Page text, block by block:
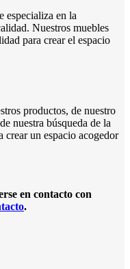
especializa en la
Nuestros muebles
para crear el espacio
productos, de nuestro
nuestra búsqueda de la
crear un espacio acogedor
en contacto con
.